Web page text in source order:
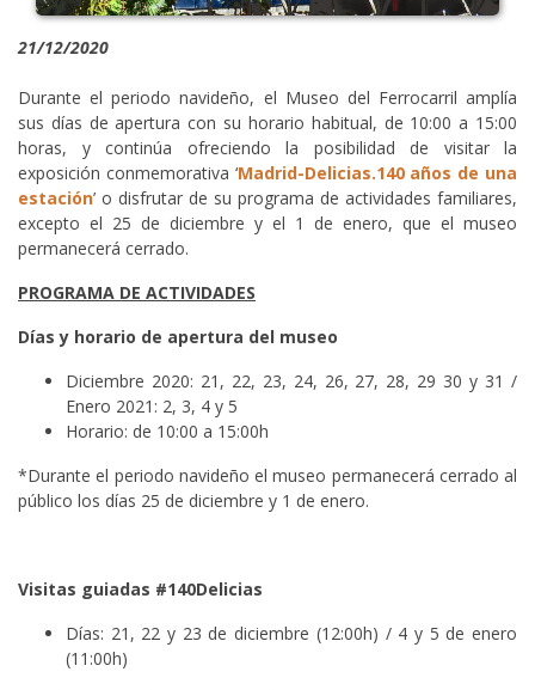
21/12/2020
Durante el periodo navideño, el Museo del Ferrocarril amplía
sus días de apertura con su horario habitual, de 10:00 a 15:00
horas, y continúa ofreciendo la posibilidad de visitar la
exposición conmemorativa ‘Madrid-Delicias.140 años de una
estación’ o disfrutar de su programa de actividades familiares,
excepto el 25 de diciembre y el 1 de enero, que el museo
permanecerá cerrado.
PROGRAMA DE ACTIVIDADES
Días y horario de apertura del museo
Diciembre 2020: 21, 22, 23, 24, 26, 27, 28, 29 30 y 31 /
Enero 2021: 2, 3, 4 y 5
Horario: de 10:00 a 15:00h
*Durante el periodo navideño el museo permanecerá cerrado al
público los días 25 de diciembre y 1 de enero.
Visitas guiadas #140Delicias
Días: 21, 22 y 23 de diciembre (12:00h) / 4 y 5 de enero
(11:00h)